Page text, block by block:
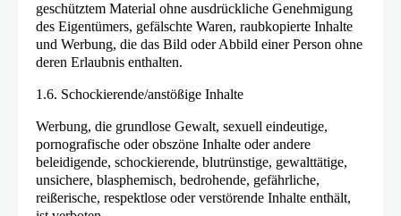
geschütztem Material ohne ausdrückliche Genehmigung
des Eigentümers, gefälschte Waren, raubkopierte Inhalte
und Werbung, die das Bild oder Abbild einer Person ohne
deren Erlaubnis enthalten.
1.6. Schockierende/anstößige Inhalte
Werbung, die grundlose Gewalt, sexuell eindeutige,
pornografische oder obszöne Inhalte oder andere
beleidigende, schockierende, blutrünstige, gewalttätige,
unsichere, blasphemisch, bedrohende, gefährliche,
reißerische, respektlose oder verstörende Inhalte enthält,